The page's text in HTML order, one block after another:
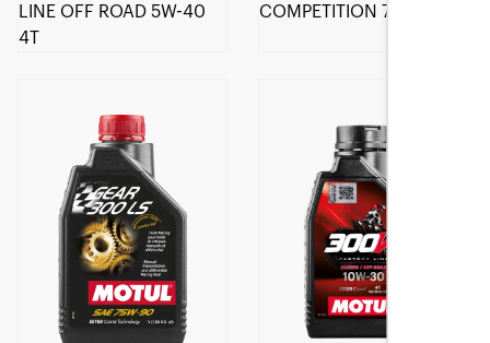
LINE OFF ROAD 5W-40
4T
COMPETITION 75W-140